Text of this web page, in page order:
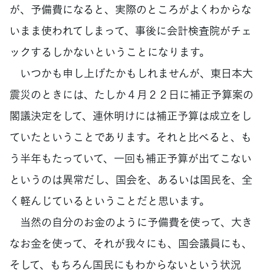
が、予備費になると、実際のところがよくわからな
いまま使われてしまって、事後に会計検査院がチェ
ックするしかないということになります。
いつかも申し上げたかもしれませんが、東日本大
震災のときには、たしか４月２２日に補正予算案の
閣議決定をして、連休明けには補正予算は成立をし
ていたということであります。それと比べると、も
う半年もたっていて、一回も補正予算が出てこない
というのは異常だし、国会を、あるいは国民を、全
く軽んじているということだと思います。
当然の自分のお金のように予備費を使って、大き
なお金を使って、それが我々にも、国会議員にも、
そして、もちろん国民にもわからないという状況